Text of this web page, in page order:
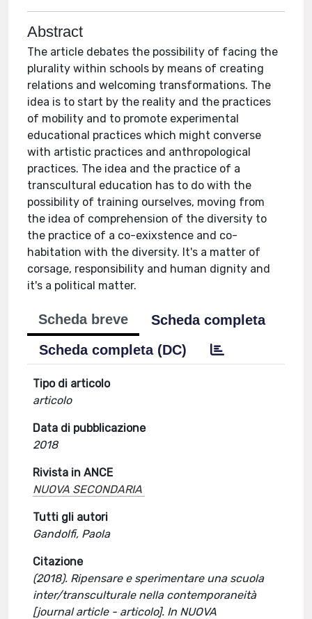
Abstract
The article debates the possibility of facing the
plurality within schools by means of creating
relations and welcoming transformations. The
idea is to start by the reality and the practices
of mobility and to promote experimental
educational practices which might converse
with artistic practices and anthropological
practices. The idea and the practice of a
transcultural education has to do with the
possibility of training ourselves, moving from
the idea of comprehension of the diversity to
the practice of a co-exixstence and co-
habitation with the diversity. It's a matter of
corsage, responsibility and human dignity and
it's a political matter.
Scheda breve
Scheda completa
Scheda completa (DC)
Tipo di articolo
articolo
Data di pubblicazione
2018
Rivista in ANCE
NUOVA SECONDARIA
Tutti gli autori
Gandolfi, Paola
Citazione
(2018). Ripensare e sperimentare una scuola
inter/transculturale nella contemporaneità
[journal article - articolo]. In NUOVA